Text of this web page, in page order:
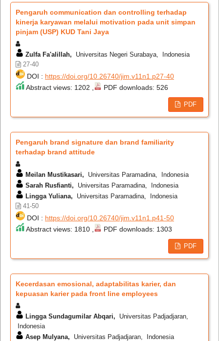
Pengaruh communication dan controlling terhadap
kinerja karyawan melalui motivation pada unit simpan
pinjam (USP) KUD Tani Jaya
Zulfa Fa'alillah, Universitas Negeri Surabaya, Indonesia
27-40
DOI : https://doi.org/10.26740/jim.v11n1.p27-40
Abstract views: 1202 ,
PDF downloads: 526
PDF
Pengaruh brand signature dan brand familiarity
terhadap brand attitude
Meilan Mustikasari, Universitas Paramadina, Indonesia
Sarah Rusfianti, Universitas Paramadina, Indonesia
Lingga Yuliana, Universitas Paramadina, Indonesia
41-50
DOI : https://doi.org/10.26740/jim.v11n1.p41-50
Abstract views: 1810 ,
PDF downloads: 1303
PDF
Kecerdasan emosional, adaptabilitas karier, dan
kepuasan karier pada front line employees
Lingga Sundagumilar Abqari, Universitas Padjadjaran,
Indonesia
Asep Mulyana, Universitas Padjadjaran, Indonesia